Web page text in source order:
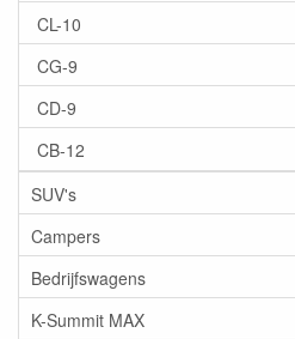
CL-10
CG-9
CD-9
CB-12
SUV's
Campers
Bedrijfswagens
K-Summit MAX